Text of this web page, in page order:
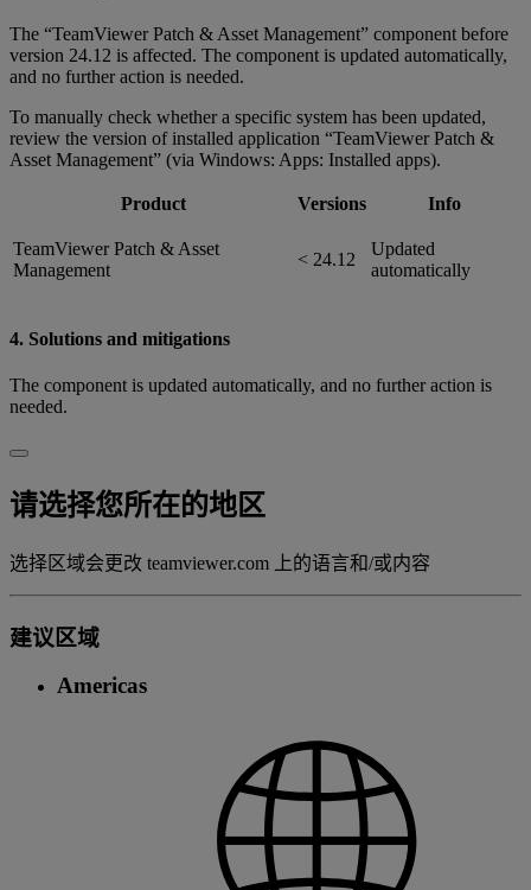
The “TeamViewer Patch & Asset Management” component before
version 24.12 is affected. The component is updated automatically,
and no further action is needed.
To manually check whether a specific system has been updated,
review the version of installed application “TeamViewer Patch &
Asset Management” (via Windows: Apps: Installed apps).
Product Versions Info
TeamViewer Patch & Asset
Management
< 24.12
Updated
automatically
4. Solutions and mitigations
The component is updated automatically, and no further action is
needed.
请选择您所在的地区
选择区域会更改 teamviewer.com 上的语言和/或内容
建议区域
Americas